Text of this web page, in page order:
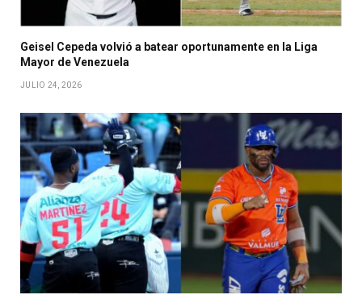
Geisel Cepeda volvió a batear oportunamente en la Liga
Mayor de Venezuela
JULIO 24, 2026